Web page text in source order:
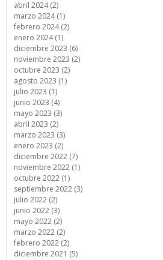
abril 2024 (2)
marzo 2024 (1)
febrero 2024 (2)
enero 2024 (1)
diciembre 2023 (6)
noviembre 2023 (2)
octubre 2023 (2)
agosto 2023 (1)
julio 2023 (1)
junio 2023 (4)
mayo 2023 (3)
abril 2023 (2)
marzo 2023 (3)
enero 2023 (2)
diciembre 2022 (7)
noviembre 2022 (1)
octubre 2022 (1)
septiembre 2022 (3)
julio 2022 (2)
junio 2022 (3)
mayo 2022 (2)
marzo 2022 (2)
febrero 2022 (2)
diciembre 2021 (5)